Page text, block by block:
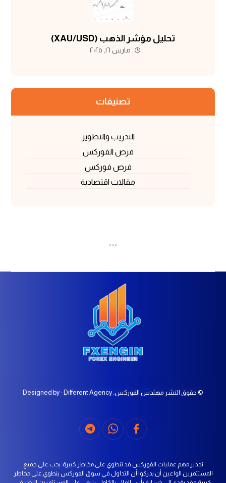
تحليل مؤشر الذهب (XAU/USD)
مارس ١٦, ٢٠٢٥
تصنيفات
التدريب والتطوير
فرص الفوركس
فرص فوركس
مقالات اقتصادية
© حقوق النشر مهندس الفوركس. Designed by - Different Agency
تحذير مهم عمليات الفوركس قد تنطوي على مخاطر كبيرة: يجب على جميع
المستثمرين الواعين أن يدركوا أن التداول في سوق الفوركس ينطوي على مخاطر